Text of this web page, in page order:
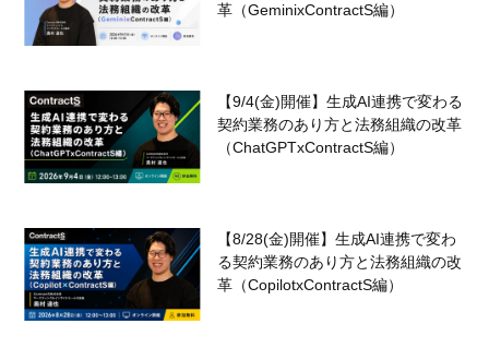
革（GeminixContractS編）
【9/4(金)開催】生成AI連携で変わる
契約業務のあり方と法務組織の改革
（ChatGPTxContractS編）
【8/28(金)開催】生成AI連携で変わ
る契約業務のあり方と法務組織の改
革（CopilotxContractS編）